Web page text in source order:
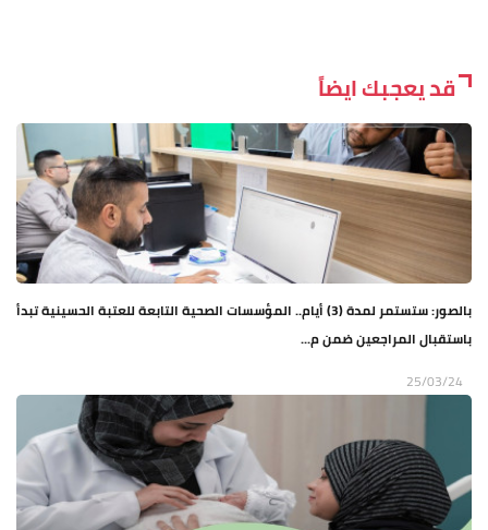
قد يعجبك ايضاً
بالصور: ستستمر لمدة (3) أيام.. المؤسسات الصحية التابعة للعتبة الحسينية تبدأ
باستقبال المراجعين ضمن م...
25/03/24